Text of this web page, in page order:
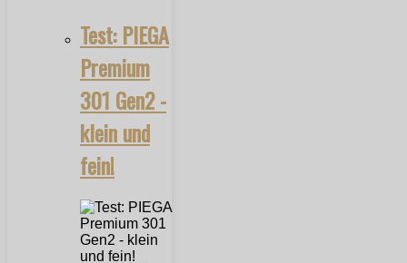
Test: PIEGA
Premium
301 Gen2 -
klein und
fein!